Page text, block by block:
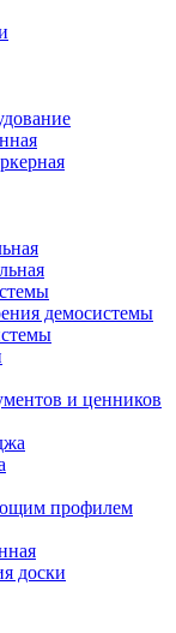
демосистемы
и ценников
профилем
доски